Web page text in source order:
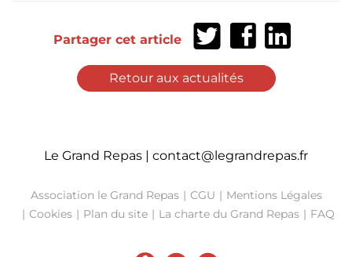
Partager cet article
Partager
sur
Partager
sur
Partager
sur
Retour aux actualités
Le Grand Repas | contact@legrandrepas.fr
Association le Grand Repas CGU
Mentions Légales
Cookies
Plan du site La charte du Grand Repas FAQ